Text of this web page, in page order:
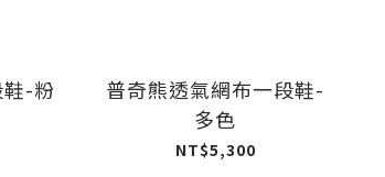
-粉
普奇熊透氣網布一段鞋-
多色
NT$5,300